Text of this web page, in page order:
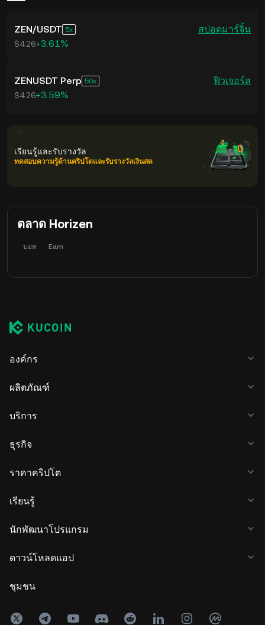
ZEN/USDT 5 สปอตมาร์จิ้น
$4.26+3.61%
ZENUSDT Perp 50 ฟิวเจอร์ส
$4.26+3.59%
เรียนรู้และรับรางวัล
ทดสอบความรู้ด้านคริปโตและรับรางวัลเงินสด
ตลาด Horizen
บอท Earn
องค์กร
ผลิตภัณฑ์
บริการ
ธุรกิจ
ราคาคริปโต
เรียนรู้
นักพัฒนาโปรแกรม
ดาวน์โหลดแอป
ชุมชน